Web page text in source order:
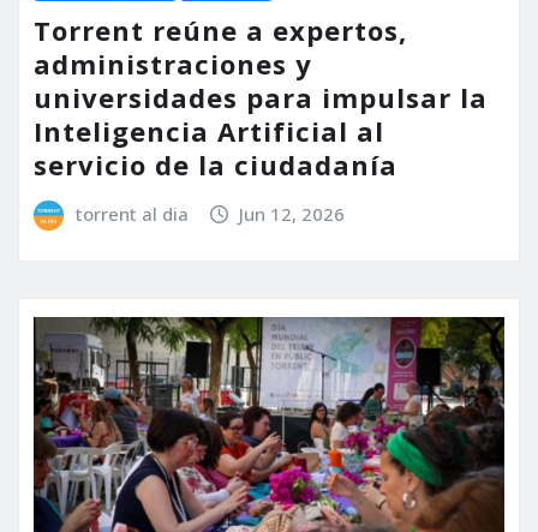
Torrent reúne a expertos,
administraciones y
universidades para impulsar la
Inteligencia Artificial al
servicio de la ciudadanía
torrent al dia Jun 12, 2026